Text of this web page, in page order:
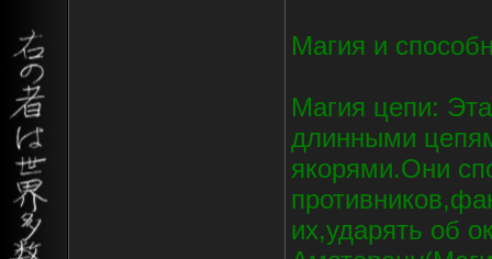
Магия и
Магия цепи:
длинными
якорями.Они
их,ударять об